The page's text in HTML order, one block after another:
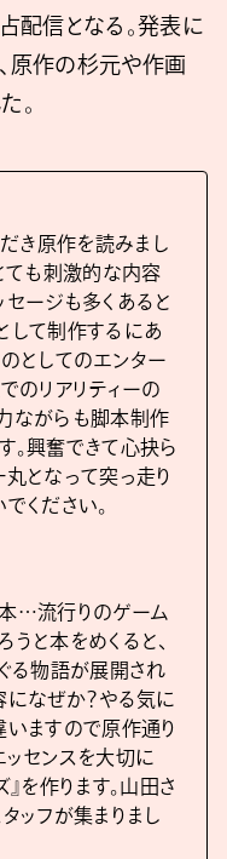
配信となる。発表に
原作の杉元や作画
。
き原作を読みまし
ても刺激的な内容
ージも多くあると
して制作するにあ
としてのエンター
のリアリティーの
ながらも脚本制作
。興奮できて心抉ら
となって突っ走り
ください。
…流行りのゲーム
と本をめくると、
る物語が展開され
になぜか？やる気に
いますので原作通り
ッセンスを大切に
を作ります。山田さ
ッフが集まりまし